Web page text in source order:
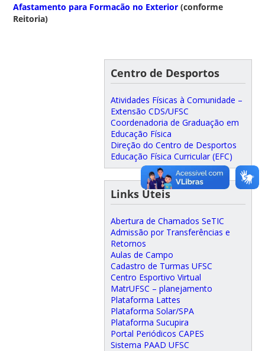
Afastamento para Formacão no Exterior (conforme
Reitoria)
Centro de Desportos
Atividades Físicas à Comunidade –
Extensão CDS/UFSC
Coordenadoria de Graduação em
Educação Física
Direção do Centro de Desportos
Educação Física Curricular (EFC)
Links Úteis
Abertura de Chamados SeTIC
Admissão por Transferências e
Retornos
Aulas de Campo
Cadastro de Turmas UFSC
Centro Esportivo Virtual
MatrUFSC – planejamento
Plataforma Lattes
Plataforma Solar/SPA
Plataforma Sucupira
Portal Periódicos CAPES
Sistema PAAD UFSC